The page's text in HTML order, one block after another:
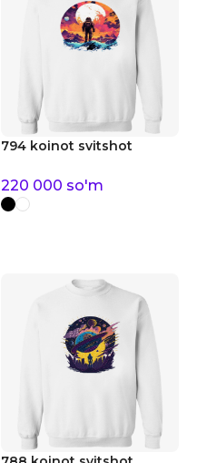
794 koinot svitshot
220 000 so'm